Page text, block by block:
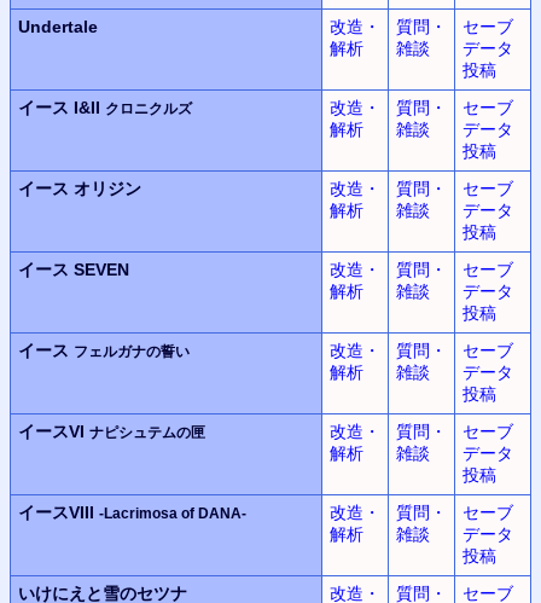
Undertale
改造・
解析
質問・
雑談
セーブ
データ
投稿
イース I&II クロニクルズ
改造・
解析
質問・
雑談
セーブ
データ
投稿
イース オリジン
改造・
解析
質問・
雑談
セーブ
データ
投稿
イース SEVEN
改造・
解析
質問・
雑談
セーブ
データ
投稿
イース フェルガナの誓い
改造・
解析
質問・
雑談
セーブ
データ
投稿
イースVI ナピシュテムの匣
改造・
解析
質問・
雑談
セーブ
データ
投稿
イースVIII -Lacrimosa of DANA-
改造・
解析
質問・
雑談
セーブ
データ
投稿
いけにえと雪のセツナ
改造・ 質問・ セーブ